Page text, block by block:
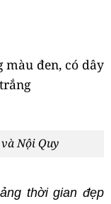
màu đen, có dây
Nội Quy
thời gian đẹp